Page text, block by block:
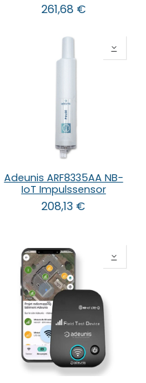
261,68€
Adeunis ARF8335AA NB-
IoT Impulssensor
208,13 €